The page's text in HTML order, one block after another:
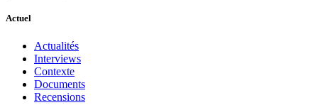
Actuel
Actualités
Interviews
Contexte
Documents
Recensions